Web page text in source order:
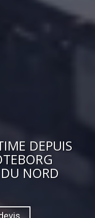
DEPUIS
NORD